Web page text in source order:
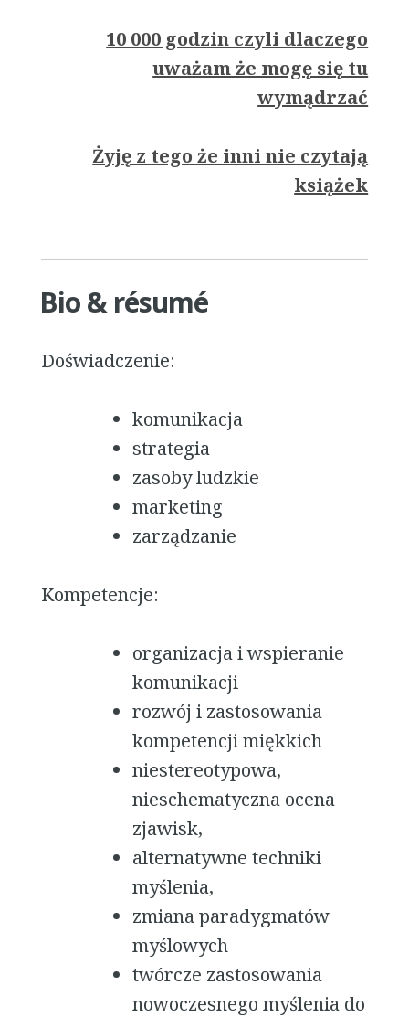
10 000 godzin czyli dlaczego
uważam że mogę się tu
wymądrzać
Żyję z tego że inni nie czytają
książek
Bio & résumé
Doświadczenie:
komunikacja
strategia
zasoby ludzkie
marketing
zarządzanie
Kompetencje:
organizacja i wspieranie
komunikacji
rozwój i zastosowania
kompetencji miękkich
niestereotypowa,
nieschematyczna ocena
zjawisk,
alternatywne techniki
myślenia,
zmiana paradygmatów
myślowych
twórcze zastosowania
nowoczesnego myślenia do